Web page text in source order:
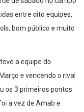
de sábado no campo
entre oito equipes,
bom público e muito
a equipe do
e vencendo o rival
os 3 primeiros pontos
a vez de Amab e